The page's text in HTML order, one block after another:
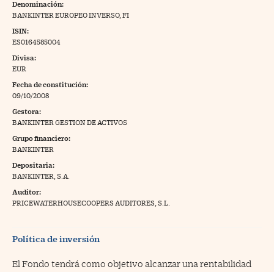
Pyme
a Cinco Días
Denominación:
BANKINTER EUROPEO INVERSO, FI
ISIN:
ES0164585004
Divisa:
EUR
Fecha de constitución:
09/10/2008
Gestora:
BANKINTER GESTION DE ACTIVOS
Grupo financiero:
BANKINTER
Depositaria:
BANKINTER, S.A.
Auditor:
PRICEWATERHOUSECOOPERS AUDITORES, S.L.
Política de inversión
El Fondo tendrá como objetivo alcanzar una rentabilidad